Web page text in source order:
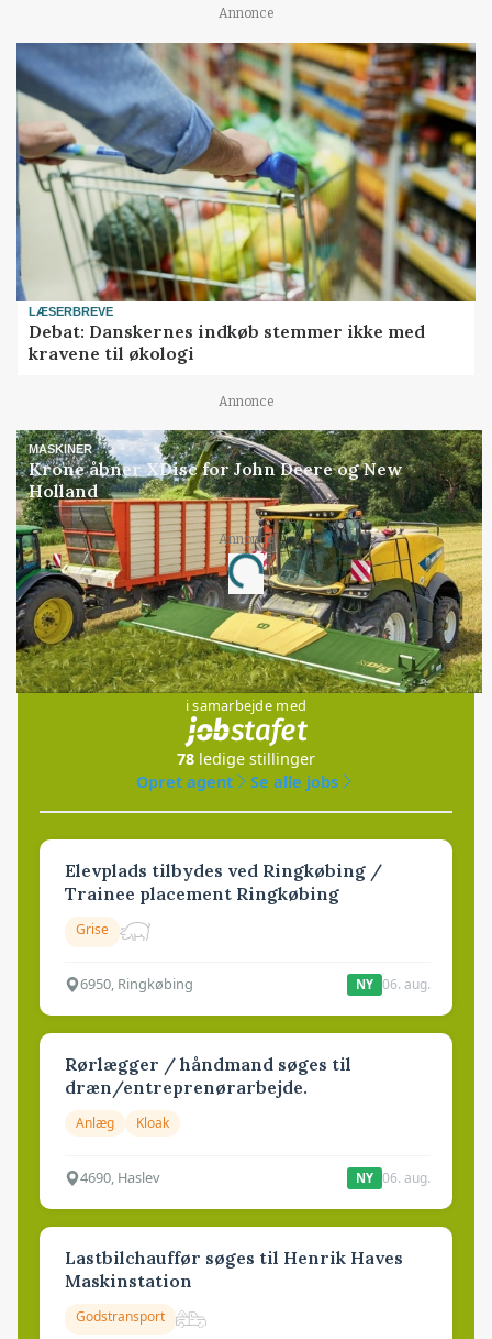
Annonce
LÆSERBREVE
Debat: Danskernes indkøb stemmer ikke med
kravene til økologi
Annonce
MASKINER
Krone åbner XDisc for John Deere og New
Holland
Annonce
Loading...
Jobs
i samarbejde med
78 ledige stillinger
Opret agent
Se alle jobs
Elevplads tilbydes ved Ringkøbing /
Trainee placement Ringkøbing
Grise
6950, Ringkøbing NY 06. aug.
Rørlægger / håndmand søges til
dræn/entreprenørarbejde.
Anlæg Kloak
4690, Haslev NY 06. aug.
Lastbilchauffør søges til Henrik Haves
Maskinstation
Godstransport